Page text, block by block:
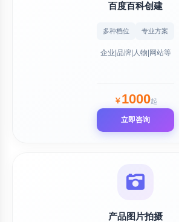
百度百科创建
多种档位 专业方案
企业|品牌|人物|网站等
￥ 1000起
立即咨询
产品图片拍摄